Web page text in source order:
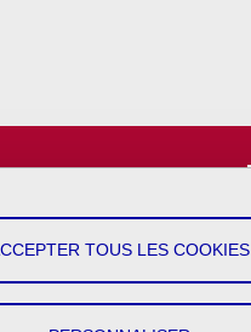
YouTube
LinkedInTOUS LES COOKIES